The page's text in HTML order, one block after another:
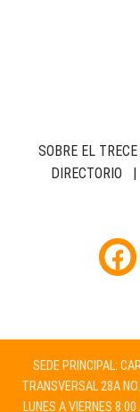
SOBRE EL TRECE
DIRECTORIO |
SEDE PRINCIPAL:
TRANSVERSAL 28A
LUNES A VIERNES